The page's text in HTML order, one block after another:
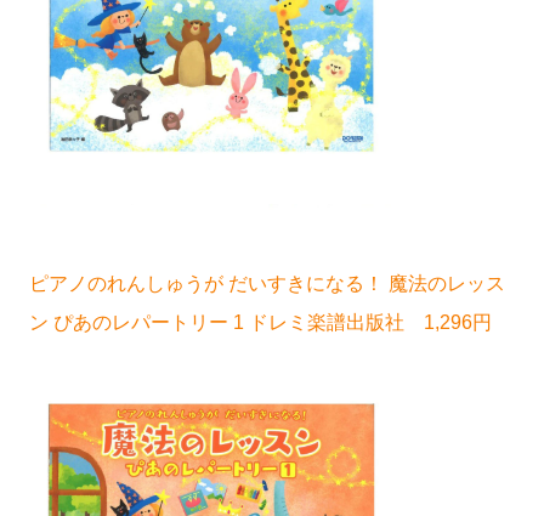
ピアノのれんしゅうが だいすきになる！ 魔法のレッス
ン ぴあのレパートリー 1 ドレミ楽譜出版社 1,296円